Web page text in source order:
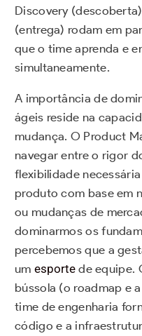
Discovery
(entrega) rodam em
que o time aprenda e
simultaneamente.
A importância de
ágeis reside na
mudança. O Product
navegar entre o rigor
flexibilidade
produto com base em
ou mudanças de
dominarmos os
percebemos que a
um esportede equipe.
bússola (o roadmap e
time de engenharia
código e a